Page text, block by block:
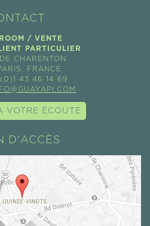
/ VENTE
PARTICULIER
CHARENTON
FRANCE
43 46 14 69
VOTRE ÉCOUTE
D'ACCÈS